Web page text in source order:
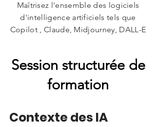
Maîtrisez l'ensemble des logiciels
d'intelligence artificiels tels que
Copilot , Claude, Midjourney, DALL-E
Session structurée de
formation
Contexte des IA​